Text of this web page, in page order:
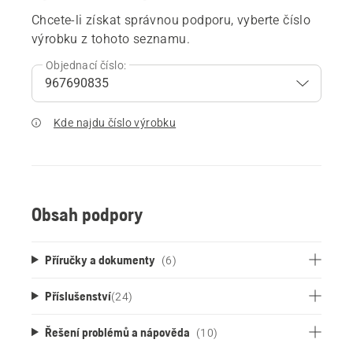
Chcete-li získat správnou podporu, vyberte číslo
výrobku z tohoto seznamu.
Objednací číslo:
Kde najdu číslo výrobku
Obsah podpory
Příručky a dokumenty (6)
Příslušenství(24)
Řešení problémů a nápověda (10)